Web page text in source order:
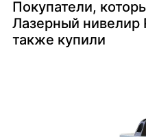
Покупатели,
Лазерный нивелир
также купили